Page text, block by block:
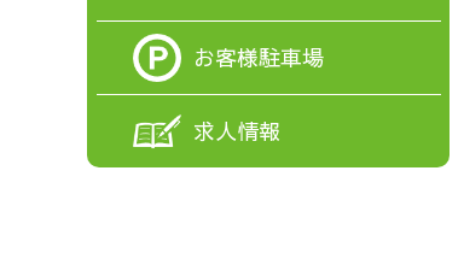
お客様駐車場
求人情報